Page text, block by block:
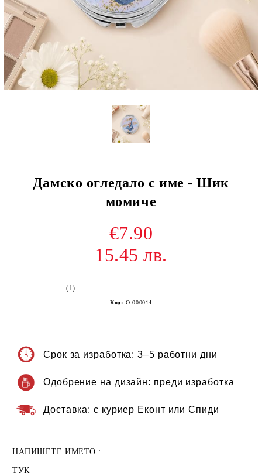
Дамско огледало с име - Шик
момиче
€7.90
15.45 лв.
(1)
Код: О-000014
Срок за изработка: 3–5 работни дни
Одобрение на дизайн: преди изработка
Доставка: с куриер Еконт или Спиди
НАПИШЕТЕ ИМЕТО :
ТУК